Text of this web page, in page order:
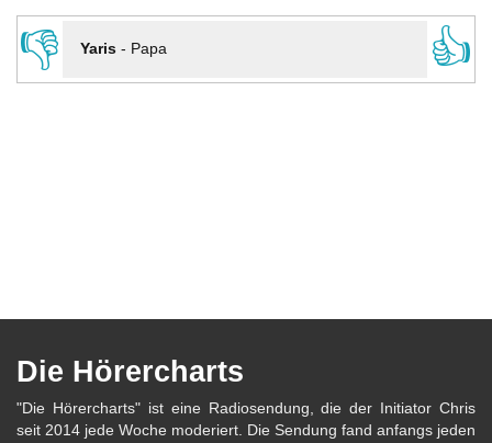
👎
Yaris- Papa 👍
Die Hörercharts
"Die Hörercharts" ist eine Radiosendung, die der Initiator Chris
seit 2014 jede Woche moderiert. Die Sendung fand anfangs jeden